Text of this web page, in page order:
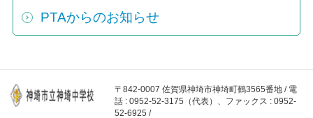
PTAからのお知らせ
〒842-0007 佐賀県神埼市神埼町鶴3565番地 / 電
話 : 0952-52-3175（代表）、ファックス : 0952-
52-6925 /